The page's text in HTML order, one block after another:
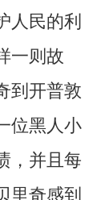
人民的利
一则故
到开普敦
位黑人小
，并且每
里奇感到